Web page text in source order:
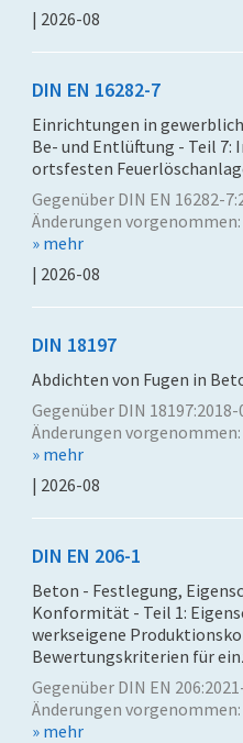
| 2026-08
DIN EN 16282-7
Einrichtungen in
Be- und Entlüftung - Teil
ortsfesten
Gegenüber DIN EN 16282-
Änderungen vorgenommen:
» mehr
| 2026-08
DIN 18197
Abdichten von Fugen in
Gegenüber DIN
Änderungen vorgenommen:
» mehr
| 2026-08
DIN EN 206-1
Beton - Festlegung,
Konformität - Teil 1:
werkseigene
Bewertungskriterien für
Gegenüber DIN EN
Änderungen vorgenommen:
» mehr